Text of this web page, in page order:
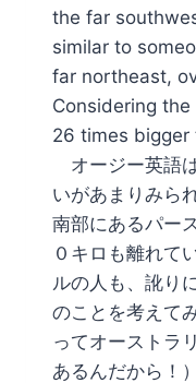
the far
similar to
far northeast,
Considering
26 times bigger
オージー英語
いがあまりみら
南部にあるパー
０キロも離れて
ルの人も、訛り
のことを考えて
ってオーストラ
あるんだから！）